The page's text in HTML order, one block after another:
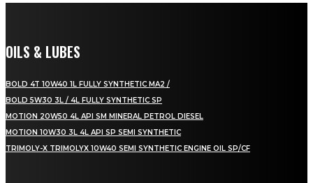
OILS & LUBES
BOLD 4T 10W40 1L FULLY SYNTHETIC MA2 /
BOLD 5W30 3L / 4L FULLY SYNTHETIC SP
MOTION 20W50 4L API SM MINERAL PETROL DIESEL
MOTION 10W30 3L 4L API SP SEMI SYNTHETIC
TRIMOLY-X TRIMOLYX 10W40 SEMI SYNTHETIC ENGINE OIL SP/CF